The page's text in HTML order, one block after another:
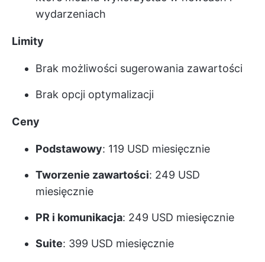
wydarzeniach
Limity
Brak możliwości sugerowania zawartości
Brak opcji optymalizacji
Ceny
Podstawowy: 119 USD miesięcznie
Tworzenie zawartości: 249 USD
miesięcznie
PR i komunikacja: 249 USD miesięcznie
Suite: 399 USD miesięcznie